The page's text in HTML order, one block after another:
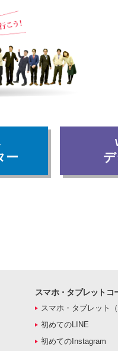
ー
スマホ・タブレットコ
スマホ・タブレット（
初めてのLINE
初めてのInstagram